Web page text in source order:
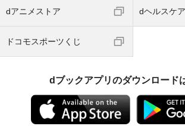
dアニメストア dヘルスケア
ドコモスポーツくじ
dブックアプリのダウンロード